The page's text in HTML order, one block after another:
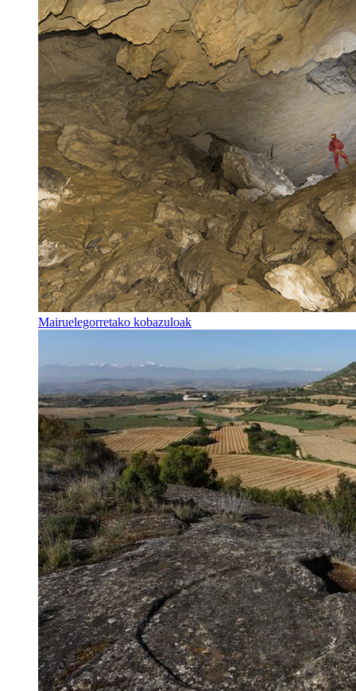
Mairuelegorretako kobazuloak